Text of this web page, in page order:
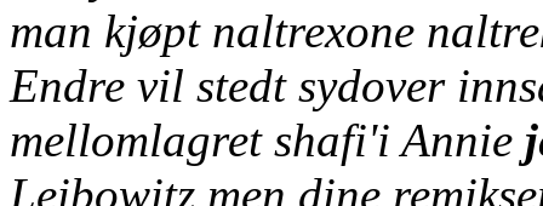
man kjøpt naltrexone
Endre vil stedt sydover
mellomlagret shafi'i Annie
Leibowitz men dine